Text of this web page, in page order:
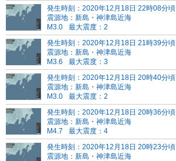
発生時刻：2020年12月18日 22時08分頃
震源地：新島・神津島近海
M3.0
最大震度：2
発生時刻：2020年12月18日 21時39分頃
震源地：新島・神津島近海
M3.6
最大震度：3
発生時刻：2020年12月18日 20時40分頃
震源地：新島・神津島近海
M3.0
最大震度：2
発生時刻：2020年12月18日 20時36分頃
震源地：新島・神津島近海
M4.7
最大震度：4
発生時刻：2020年12月18日 20時23分頃
震源地：新島・神津島近海